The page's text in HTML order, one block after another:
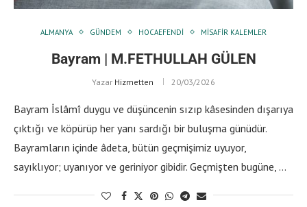
ALMANYA GÜNDEM HOCAEFENDI MISAFIR KALEMLER
Bayram | M.FETHULLAH GÜLEN
Yazar Hizmetten 20/03/2026
Bayram İslâmî duygu ve düşüncenin sızıp kâsesinden dışarıya
çıktığı ve köpürüp her yanı sardığı bir buluşma günüdür.
Bayramların içinde âdeta, bütün geçmişimiz uyuyor,
sayıklıyor; uyanıyor ve geriniyor gibidir. Geçmişten bugüne, …